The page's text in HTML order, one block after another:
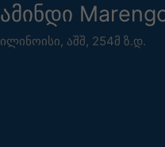
ამინდი
ილინოისი, აშშ, 254მ ზ.დ.